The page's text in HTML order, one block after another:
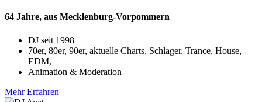
64 Jahre, aus Mecklenburg-Vorpommern
DJ seit 1998
70er, 80er, 90er, aktuelle Charts, Schlager, Trance, House,
EDM,
Animation & Moderation
Mehr Erfahren